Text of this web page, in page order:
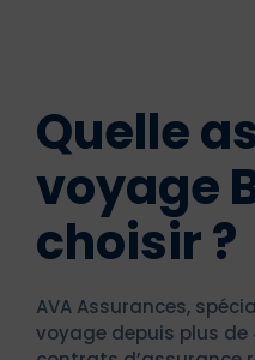
Quelle
voyage
choisir ?
AVA Assurances,
voyage depuis plus de